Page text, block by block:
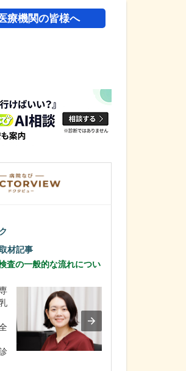
療機関の皆様へ
材記事
査の一般的な流れについ